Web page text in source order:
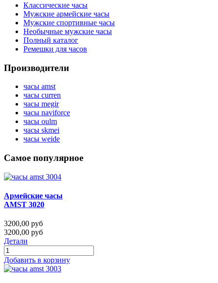
Классические часы
Мужские армейские часы
Мужские спортивные часы
Необычные мужские часы
Полный каталог
Ремешки для часов
Производители
часы amst
часы curren
часы megir
часы naviforce
часы oulm
часы skmei
часы weide
Самое популярное
Армейские часы
AMST 3020
3200,00 руб
3200,00 руб
Детали
Добавить в корзину